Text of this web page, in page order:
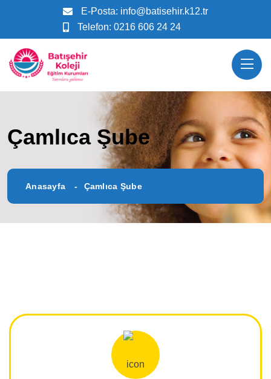
E-Posta: info@batisehir.k12.tr
Telefon: 0216 606 24 24
Çamlıca Şube
Anasayfa Çamlıca Şube